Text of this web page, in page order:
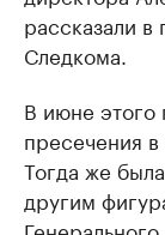
рассказали
Следкома.
В июне этого
пресечения
Тогда же
другим